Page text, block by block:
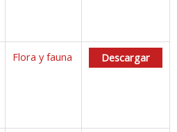
Flora y fauna Descargar